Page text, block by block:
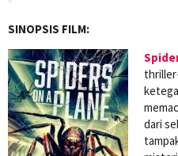
SINOPSIS FILM:
dari